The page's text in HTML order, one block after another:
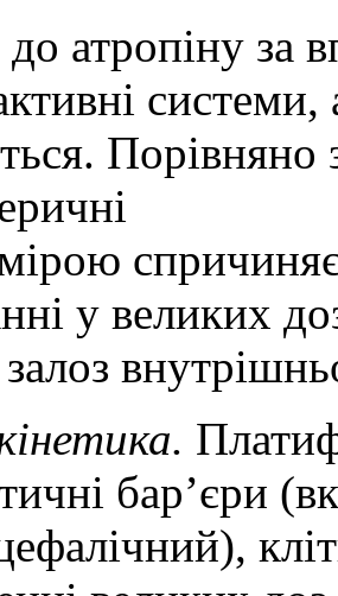
атропіну за
і системи,
спричиняє
у великих
.
бар’єри
),